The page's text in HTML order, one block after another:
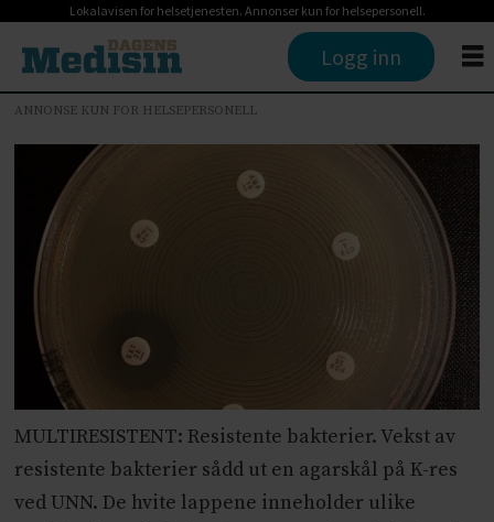
Lokalavisen for helsetjenesten. Annonser kun for helsepersonell.
Logg inn
ANNONSE KUN FOR HELSEPERSONELL
MULTIRESISTENT: Resistente bakterier. Vekst av
resistente bakterier sådd ut en agarskål på K-res
ved UNN. De hvite lappene inneholder ulike